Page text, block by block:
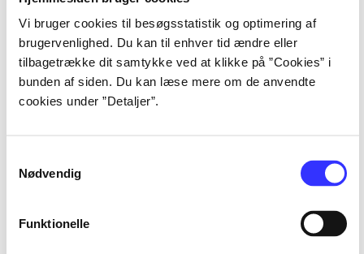
Vi bruger cookies til besøgsstatistik og optimering af
brugervenlighed. Du kan til enhver tid ændre eller
tilbagetrække dit samtykke ved at klikke på ”Cookies” i
bunden af siden. Du kan læse mere om de anvendte
cookies under ”Detaljer”.
Nødvendig
Funktionelle
lorem ipsum dolor sit
lorem ipsum dolor sit
lorem ipsum dolor sit
lorem ipsum dolor sit
lorem ipsum dolor sit
lorem ipsum dolor sit
lorem ipsum dolor sit
lorem ipsum dolor sit